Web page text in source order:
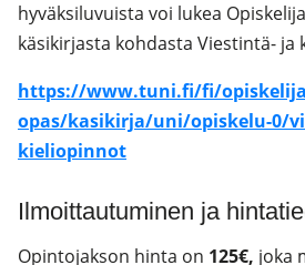
hyväksiluvuista voi lukea
käsikirjasta kohdasta Viestintä- ja
https://www.tuni.fi/fi/
opas/kasikirja/uni/opiskelu-0/
kieliopinnot
Ilmoittautuminen ja
Opintojakson hinta on 125€, joka